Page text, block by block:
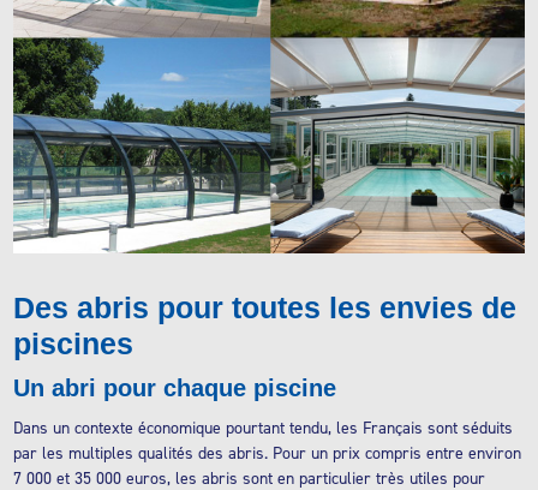
Des abris pour toutes les envies de
piscines
Un abri pour chaque piscine
Dans un contexte économique pourtant tendu, les Français sont séduits
par les multiples qualités des abris. Pour un prix compris entre environ
7 000 et 35 000 euros, les abris sont en particulier très utiles pour